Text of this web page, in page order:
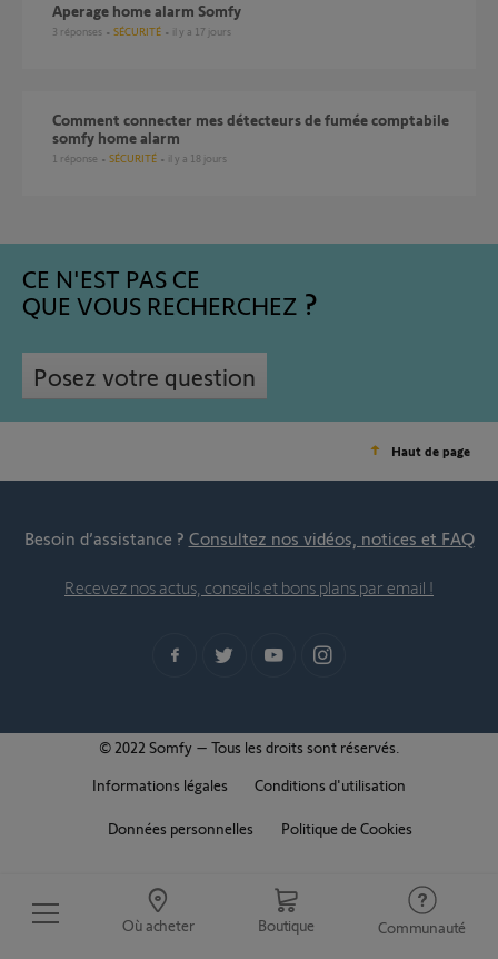
Où acheter Boutique Communauté
Aperage home alarm Somfy
3 réponses SÉCURITÉ il y a 17 jours
comment connecter mes détecteurs de fumée comptabile
somfy home alarm
1 réponse SÉCURITÉ il y a 18 jours
CE N'EST PAS CE
QUE VOUS RECHERCHEZ
Posez votre question
Haut de page
Besoin d’assistance ? Consultez nos vidéos, notices et FAQ
Recevez nos actus, conseils et bons plans par email !
© 2022 Somfy – Tous les droits sont réservés.
Informations légales
Conditions d'utilisation
Données personnelles Politique de Cookies